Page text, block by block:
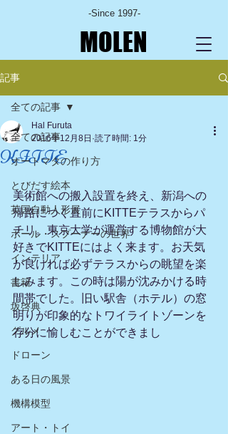
-Since 1997-
MOLEN
記事
全ての記事
オートマタの作り方
とびだす絵本
英国自動人形展
ポール・スプーナーの世界
インテリア
書籍
坂啓典
グルメ
ドローン
ある日の風景
機構模型
アート・トイ
全ての記事
KITTE
Hal Furuta
2016年12月8日 読了時間: 1分
美術館への搬入設置を終え、新潟への
帰路につく直前にKITTEテラスからパ
チリ。東京大学が運営する博物館が大
好きでKITTEにはよく来ます。お天気
が良ければ必ずテラスからの眺望を楽
しみます。この時は陽が沈みかける時
間帯でした。旧い駅舎（ホテル）の窓
明りが印象的なトワイライトゾーンを
存分に愉しむことができまし